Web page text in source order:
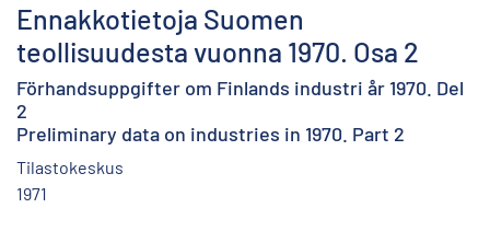
Ennakkotietoja Suomen
teollisuudesta vuonna 1970. Osa 2
Förhandsuppgifter om Finlands industri år 1970. Del
2
Preliminary data on industries in 1970. Part 2
Tilastokeskus
1971